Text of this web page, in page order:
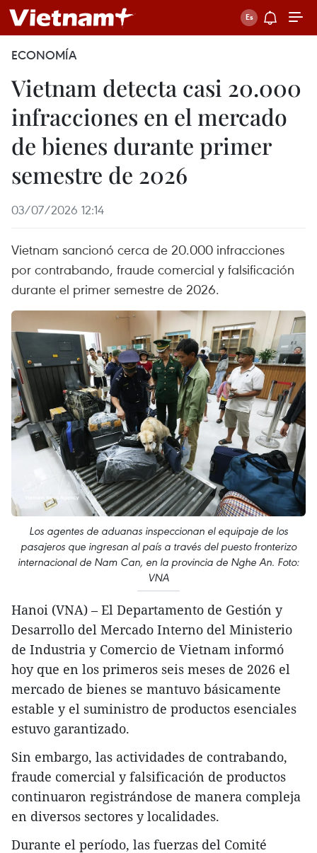
ECONOMÍA
Vietnam detecta casi 20.000
infracciones en el mercado
de bienes durante primer
semestre de 2026
03/07/2026 12:14
Vietnam sancionó cerca de 20.000 infracciones
por contrabando, fraude comercial y falsificación
durante el primer semestre de 2026.
Los agentes de aduanas inspeccionan el equipaje de los
pasajeros que ingresan al país a través del puesto fronterizo
internacional de Nam Can, en la provincia de Nghe An. Foto:
VNA
Hanoi (VNA) – El Departamento de Gestión y
Desarrollo del Mercado Interno del Ministerio
de Industria y Comercio de Vietnam informó
hoy que en los primeros seis meses de 2026 el
mercado de bienes se mantuvo básicamente
estable y el suministro de productos esenciales
estuvo garantizado.
Sin embargo, las actividades de contrabando,
fraude comercial y falsificación de productos
continuaron registrándose de manera compleja
en diversos sectores y localidades.
Durante el período, las fuerzas del Comité